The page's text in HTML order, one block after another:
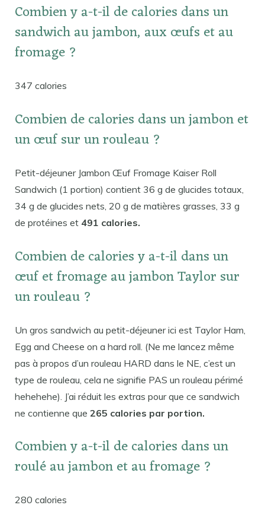
Combien y a-t-il de calories dans un
sandwich au jambon, aux œufs et au
fromage ?
347 calories
Combien de calories dans un jambon et
un œuf sur un rouleau ?
Petit-déjeuner Jambon Œuf Fromage Kaiser Roll
Sandwich (1 portion) contient 36 g de glucides totaux,
34 g de glucides nets, 20 g de matières grasses, 33 g
de protéines et 491 calories.
Combien de calories y a-t-il dans un
œuf et fromage au jambon Taylor sur
un rouleau ?
Un gros sandwich au petit-déjeuner ici est Taylor Ham,
Egg and Cheese on a hard roll. (Ne me lancez même
pas à propos d’un rouleau HARD dans le NE, c’est un
type de rouleau, cela ne signifie PAS un rouleau périmé
hehehehe). J’ai réduit les extras pour que ce sandwich
ne contienne que 265 calories par portion.
Combien y a-t-il de calories dans un
roulé au jambon et au fromage ?
280 calories